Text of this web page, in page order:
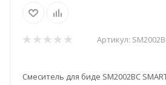
Артикул:
Смеситель для биде SM2002BC